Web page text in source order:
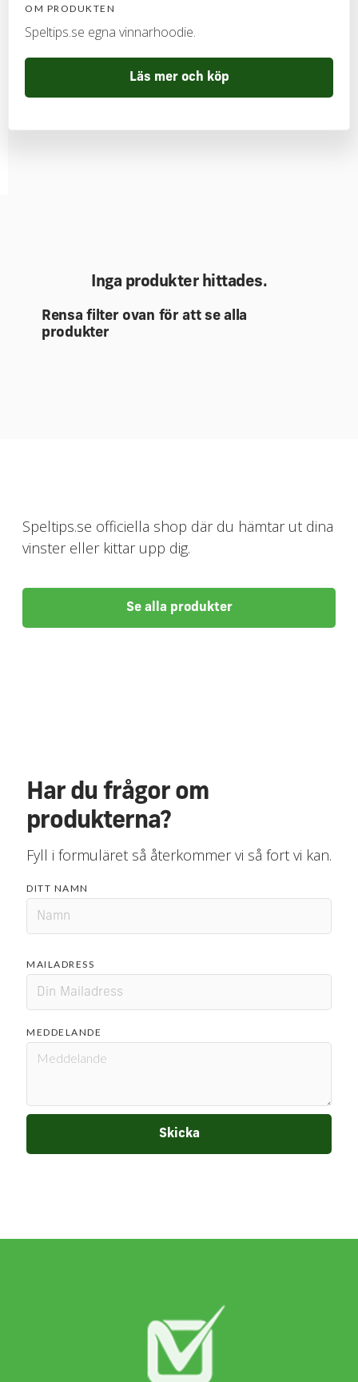
OM PRODUKTEN
Speltips.se egna vinnarhoodie.
Läs mer och köp
Inga produkter hittades.
Rensa filter ovan för att se alla
produkter
Speltips.se officiella shop där du hämtar ut dina
vinster eller kittar upp dig.
Se alla produkter
Har du frågor om
produkterna?
Fyll i formuläret så återkommer vi så fort vi kan.
DITT NAMN
MAILADRESS
MEDDELANDE